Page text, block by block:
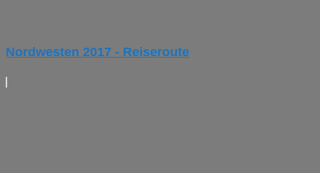
Nordwesten 2017 - Reiseroute